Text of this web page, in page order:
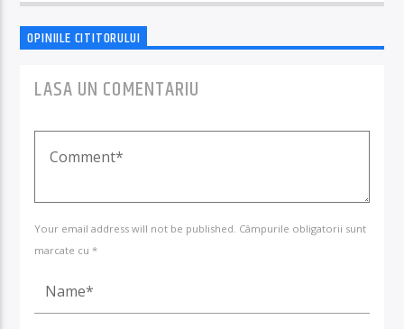
OPINIILE CITITORULUI
LASA UN COMENTARIU
Your email address will not be published. Câmpurile obligatorii sunt
marcate cu *